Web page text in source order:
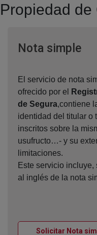
Propiedad
Nota simple
El servicio de nota
ofrecido por el
de Segura,contiene
identidad del titular o
inscritos sobre la
usufructo…- y su
limitaciones.
Este servicio
al inglés de la nota
Solicitar Nota